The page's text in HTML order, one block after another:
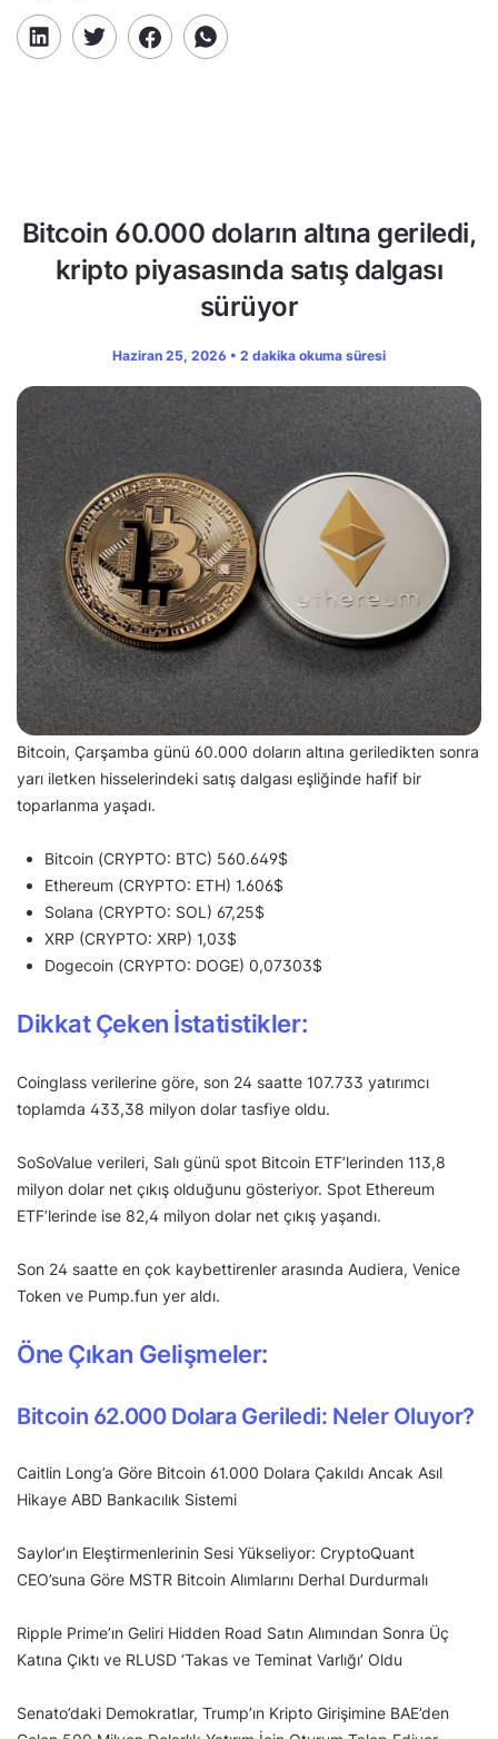
Bitcoin 60.000 doların altına geriledi,
kripto piyasasında satış dalgası
sürüyor
Haziran 25, 2026 • 2 dakika okuma süresi
Bitcoin, Çarşamba günü 60.000 doların altına geriledikten sonra
yarı iletken hisselerindeki satış dalgası eşliğinde hafif bir
toparlanma yaşadı.
Bitcoin (CRYPTO: BTC) 560.649$
Ethereum (CRYPTO: ETH) 1.606$
Solana (CRYPTO: SOL) 67,25$
XRP (CRYPTO: XRP) 1,03$
Dogecoin (CRYPTO: DOGE) 0,07303$
Dikkat Çeken İstatistikler:
Coinglass verilerine göre, son 24 saatte 107.733 yatırımcı
toplamda 433,38 milyon dolar tasfiye oldu.
SoSoValue verileri, Salı günü spot Bitcoin ETF’lerinden 113,8
milyon dolar net çıkış olduğunu gösteriyor. Spot Ethereum
ETF’lerinde ise 82,4 milyon dolar net çıkış yaşandı.
Son 24 saatte en çok kaybettirenler arasında Audiera, Venice
Token ve Pump.fun yer aldı.
Öne Çıkan Gelişmeler:
Bitcoin 62.000 Dolara Geriledi: Neler Oluyor?
Caitlin Long’a Göre Bitcoin 61.000 Dolara Çakıldı Ancak Asıl
Hikaye ABD Bankacılık Sistemi
Saylor’ın Eleştirmenlerinin Sesi Yükseliyor: CryptoQuant
CEO’suna Göre MSTR Bitcoin Alımlarını Derhal Durdurmalı
Ripple Prime’ın Geliri Hidden Road Satın Alımından Sonra Üç
Katına Çıktı ve RLUSD ‘Takas ve Teminat Varlığı’ Oldu
Senato’daki Demokratlar, Trump’ın Kripto Girişimine BAE’den